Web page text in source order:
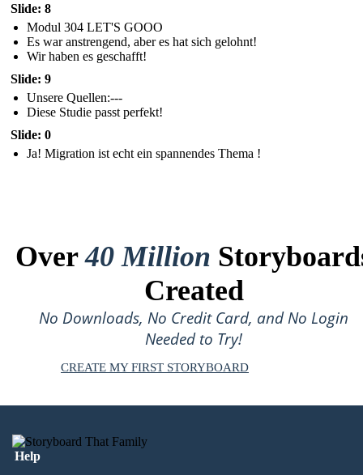
Slide: 8
Modul 304 LET'S GOOO
Es war anstrengend, aber es hat sich gelohnt!
Wir haben es geschafft!
Slide: 9
Unsere Quellen:---
Diese Studie passt perfekt!
Slide: 0
Ja! Migration ist echt ein spannendes Thema !
Over40 Million
Created
No Downloads, No Credit Card, and No Login
Needed to Try!
CREATE MY FIRST STORYBOARD
Help